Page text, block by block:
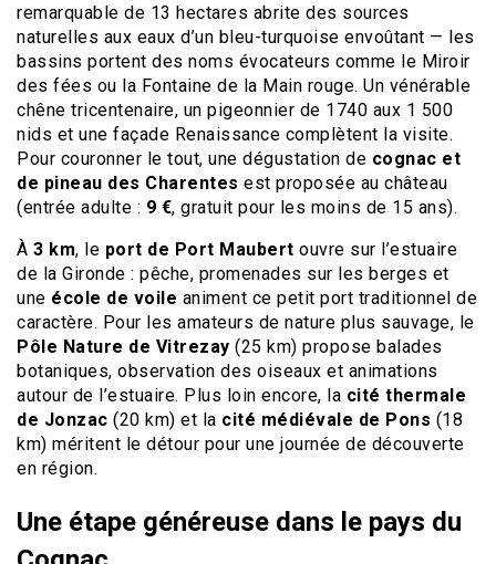
remarquable de 13 hectares abrite des sources
naturelles aux eaux d’un bleu-turquoise envoûtant — les
bassins portent des noms évocateurs comme le Miroir
des fées ou la Fontaine de la Main rouge. Un vénérable
chêne tricentenaire, un pigeonnier de 1740 aux 1 500
nids et une façade Renaissance complètent la visite.
Pour couronner le tout, une dégustation de cognac et
de pineau des Charentes est proposée au château
(entrée adulte : 9 €, gratuit pour les moins de 15 ans).
À 3 km, le port de Port Maubert ouvre sur l’estuaire
de la Gironde : pêche, promenades sur les berges et
une école de voile animent ce petit port traditionnel de
caractère. Pour les amateurs de nature plus sauvage, le
Pôle Nature de Vitrezay (25 km) propose balades
botaniques, observation des oiseaux et animations
autour de l’estuaire. Plus loin encore, la cité thermale
de Jonzac (20 km) et la cité médiévale de Pons (18
km) méritent le détour pour une journée de découverte
en région.
Une étape généreuse dans le pays du